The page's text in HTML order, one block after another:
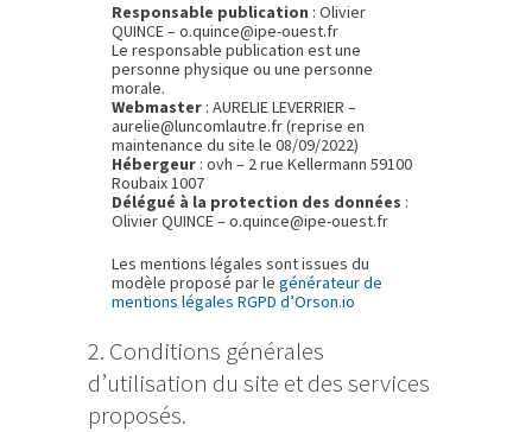
Responsable publication : Olivier
QUINCE – o.quince@ipe-ouest.fr
Le responsable publication est une
personne physique ou une personne
morale.
Webmaster : AURELIE LEVERRIER –
aurelie@luncomlautre.fr (reprise en
maintenance du site le 08/09/2022)
Hébergeur : ovh – 2 rue Kellermann 59100
Roubaix 1007
Délégué à la protection des données :
Olivier QUINCE – o.quince@ipe-ouest.fr
Les mentions légales sont issues du
modèle proposé par le générateur de
mentions légales RGPD d’Orson.io
2. Conditions générales
d’utilisation du site et des services
proposés.